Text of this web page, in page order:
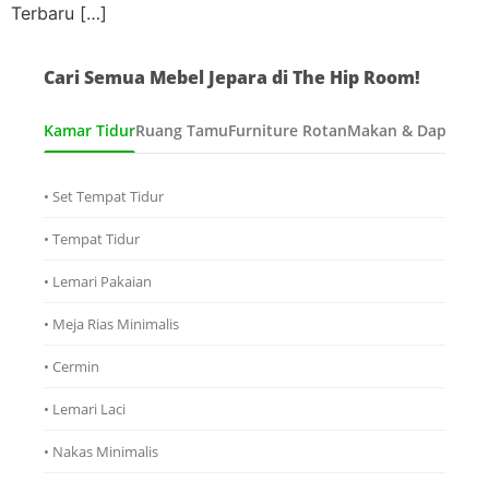
Terbaru […]
Cari Semua Mebel Jepara di The Hip Room!
Kamar TidurRuang TamuFurniture RotanMakan & Dapur
• Set Tempat Tidur
• Tempat Tidur
• Lemari Pakaian
• Meja Rias Minimalis
• Cermin
• Lemari Laci
• Nakas Minimalis